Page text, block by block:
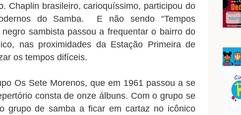
. Chaplin brasileiro, carioquíssimo, participou do
do Samba. E não sendo “Tempos
sambista passou a frequentar o bairro do
nas proximidades da Estação Primeira de
os tempos difíceis.
Os Sete Morenos, que em 1961 passou a se
consta de onze álbuns. Com o grupo se
grupo de samba a ficar em cartaz no icônico